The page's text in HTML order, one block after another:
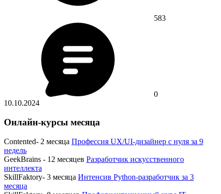
583
0
10.10.2024
Онлайн-курсы месяца
Contented- 2 месяца Профессия UX/UI-дизайнер с нуля за 9
недель
GeekBrains - 12 месяцев Разработчик искусственного
интеллекта
SkillFaktory- 3 месяца Интенсив Python-разработчик за 3
месяца